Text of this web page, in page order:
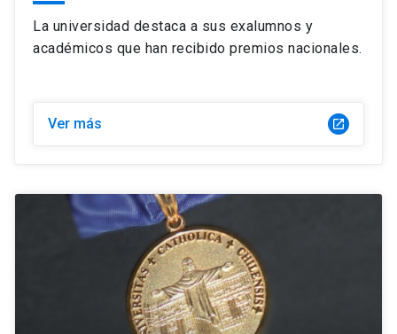
La universidad destaca a sus exalumnos y
académicos que han recibido premios nacionales.
Ver más launch